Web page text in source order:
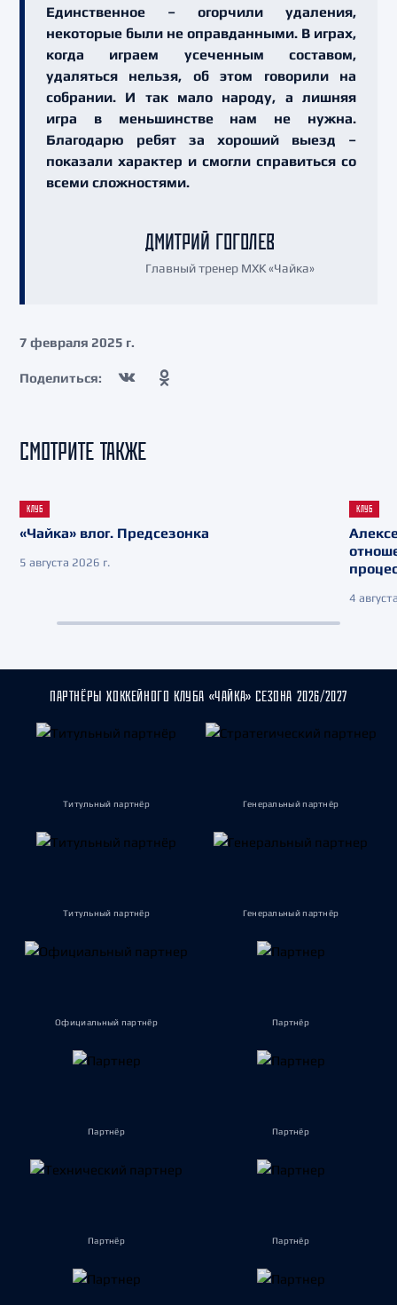
Единственное – огорчили удаления,
некоторые были не оправданными. В играх,
когда играем усеченным составом,
удаляться нельзя, об этом говорили на
собрании. И так мало народу, а лишняя
игра в меньшинстве нам не нужна.
Благодарю ребят за хороший выезд –
показали характер и смогли справиться со
всеми сложностями.
ДМИТРИЙ ГОГОЛЕВ
Главный тренер МХК «Чайка»
7 февраля 2025 г.
Поделиться:
СМОТРИТЕ ТАКЖЕ
КЛУБ
«Чайка» влог. Предсезонка
5 августа 2026 г.
КЛУБ
4
ПАРТНЁРЫ ХОККЕЙНОГО КЛУБА «ЧАЙКА» СЕЗОНА 2026/2027
Титульный партнёр Генеральный партнёр
Титульный партнёр Генеральный партнёр
Официальный партнёр Партнёр
Партнёр Партнёр
Партнёр Партнёр